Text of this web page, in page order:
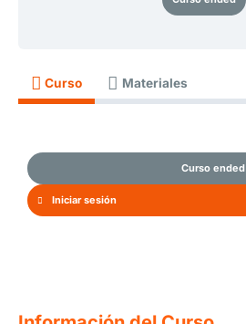
Curso Materiales
Curso ended
Iniciar sesión